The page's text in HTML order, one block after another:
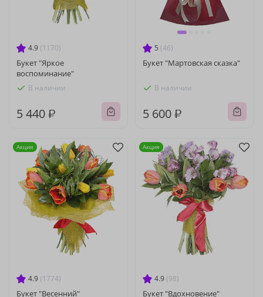
4.9 (1170)
Букет "Яркое
воспоминание"
В наличии
5 440 ₽
5 (46)
Букет "Мартовская сказка"
В наличии
5 600 ₽
4.9 (1774)
Букет "Весенний"
Акция
4.9 (98)
Букет "Вдохновение"
Акция